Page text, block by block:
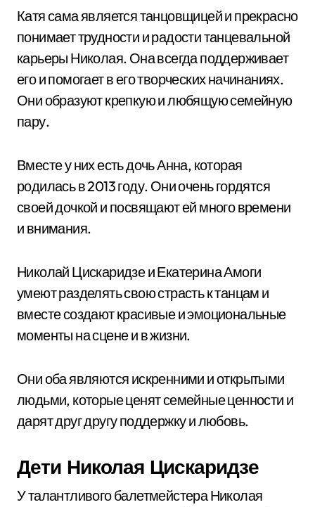
Катя сама является танцовщицей и прекрасно
понимает трудности и радости танцевальной
карьеры Николая. Она всегда поддерживает
его и помогает в его творческих начинаниях.
Они образуют крепкую и любящую семейную
пару.
Вместе у них есть дочь Анна, которая
родилась в 2013 году. Они очень гордятся
своей дочкой и посвящают ей много времени
и внимания.
Николай Цискаридзе и Екатерина Амоги
умеют разделять свою страсть к танцам и
вместе создают красивые и эмоциональные
моменты на сцене и в жизни.
Они оба являются искренними и открытыми
людьми, которые ценят семейные ценности и
дарят друг другу поддержку и любовь.
Дети Николая Цискаридзе
У талантливого балетмейстера Николая